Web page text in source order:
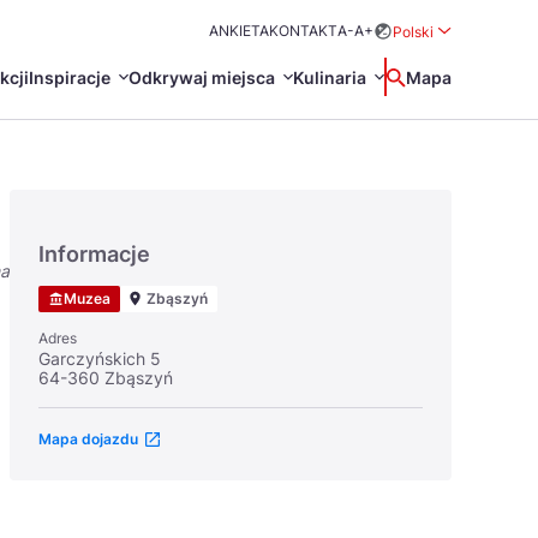
ANKIETAKONTAKTA-A+
Polski
Inspiracje Odkrywaj miejsca
Turystyczne
Kulinaria Wyszukaj
Mapa
日本語
Svenska
Informacje
Muzea Zbąszyń
Adres
Garczyńskich 5
64-360 Zbąszyń
Mapa dojazdu